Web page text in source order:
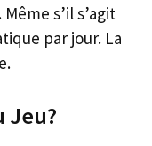
s’il s’agit
par jour. La
Jeu?